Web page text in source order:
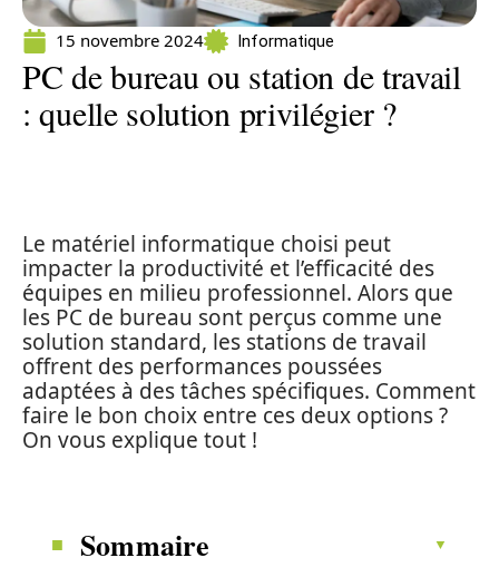
15 novembre 2024 Informatique
PC de bureau ou station de travail
: quelle solution privilégier ?
Le matériel informatique choisi peut
impacter la productivité et l’efficacité des
équipes en milieu professionnel. Alors que
les PC de bureau sont perçus comme une
solution standard, les stations de travail
offrent des performances poussées
adaptées à des tâches spécifiques. Comment
faire le bon choix entre ces deux options ?
On vous explique tout !
Sommaire